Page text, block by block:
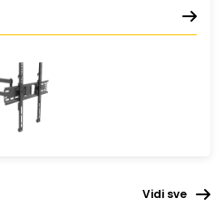
Vidi sve